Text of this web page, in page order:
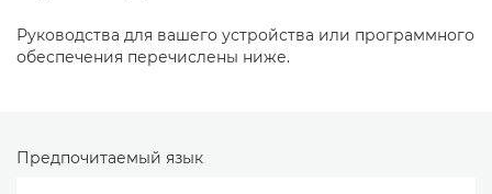
Руководства для вашего устройства или программного
обеспечения перечислены ниже.
Предпочитаемый язык